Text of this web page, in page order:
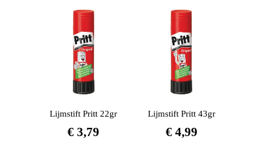
Lijmstift Pritt 22gr
€ 3,79
Lijmstift Pritt 43gr
€4,99